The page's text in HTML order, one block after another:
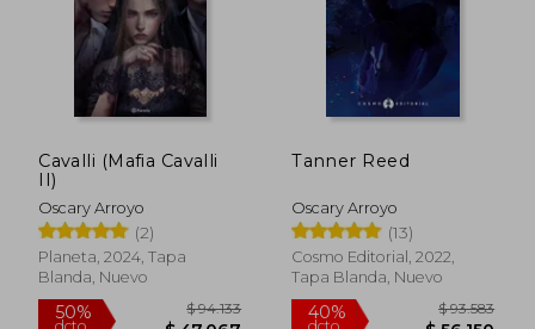
Cavalli (Mafia Cavalli
II)
Oscary Arroyo
(2)
Planeta, 2024, Tapa
Blanda, Nuevo
Tanner Reed
Oscary Arroyo
(13)
Cosmo Editorial, 2022,
Tapa Blanda, Nuevo